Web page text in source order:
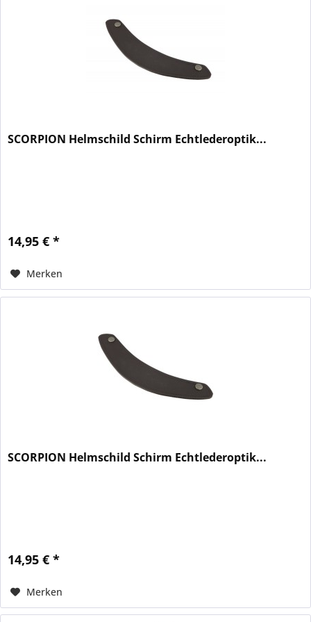
SCORPION Helmschild Schirm Echtlederoptik...
14,95 € *
Merken
SCORPION Helmschild Schirm Echtlederoptik...
14,95 € *
Merken